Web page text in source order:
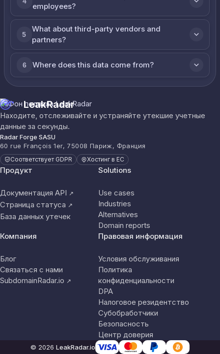
employees?
5
What about third-party vendors and
partners?
6 Where does this data come from?
LeakRadar
Находите, отслеживайте и устраняйте утекшие учетные
данные за секунды.
Radar Forge SASU
60 rue François 1er, 75008 Париж, Франция
Соответствует GDPR Хостинг в ЕС
Продукт
Документация API ↗
Страница статуса ↗
База данных утечек
Solutions
Use cases
Industries
Alternatives
Domain reports
Компания
Блог
Связаться с нами
SubdomainRadar.io ↗
Правовая информация
Условия обслуживания
Политика
конфиденциальности
DPA
Налоговое резидентство
Субобработчики
Безопасность
Центр доверия
© 2026 LeakRadar.io